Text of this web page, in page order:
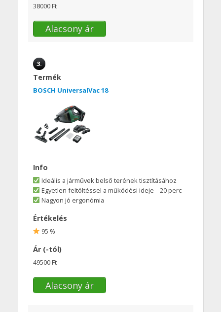
38000 Ft
Alacsony ár
3.
Termék
BOSCH UniversalVac 18
Info
Ideális a járművek belső terének tisztításához
Egyetlen feltöltéssel a működési ideje – 20 perc
Nagyon jó ergonómia
Értékelés
95 %
Ár (-tól)
49500 Ft
Alacsony ár